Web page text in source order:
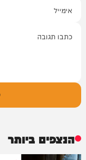
הנצפים ביותר